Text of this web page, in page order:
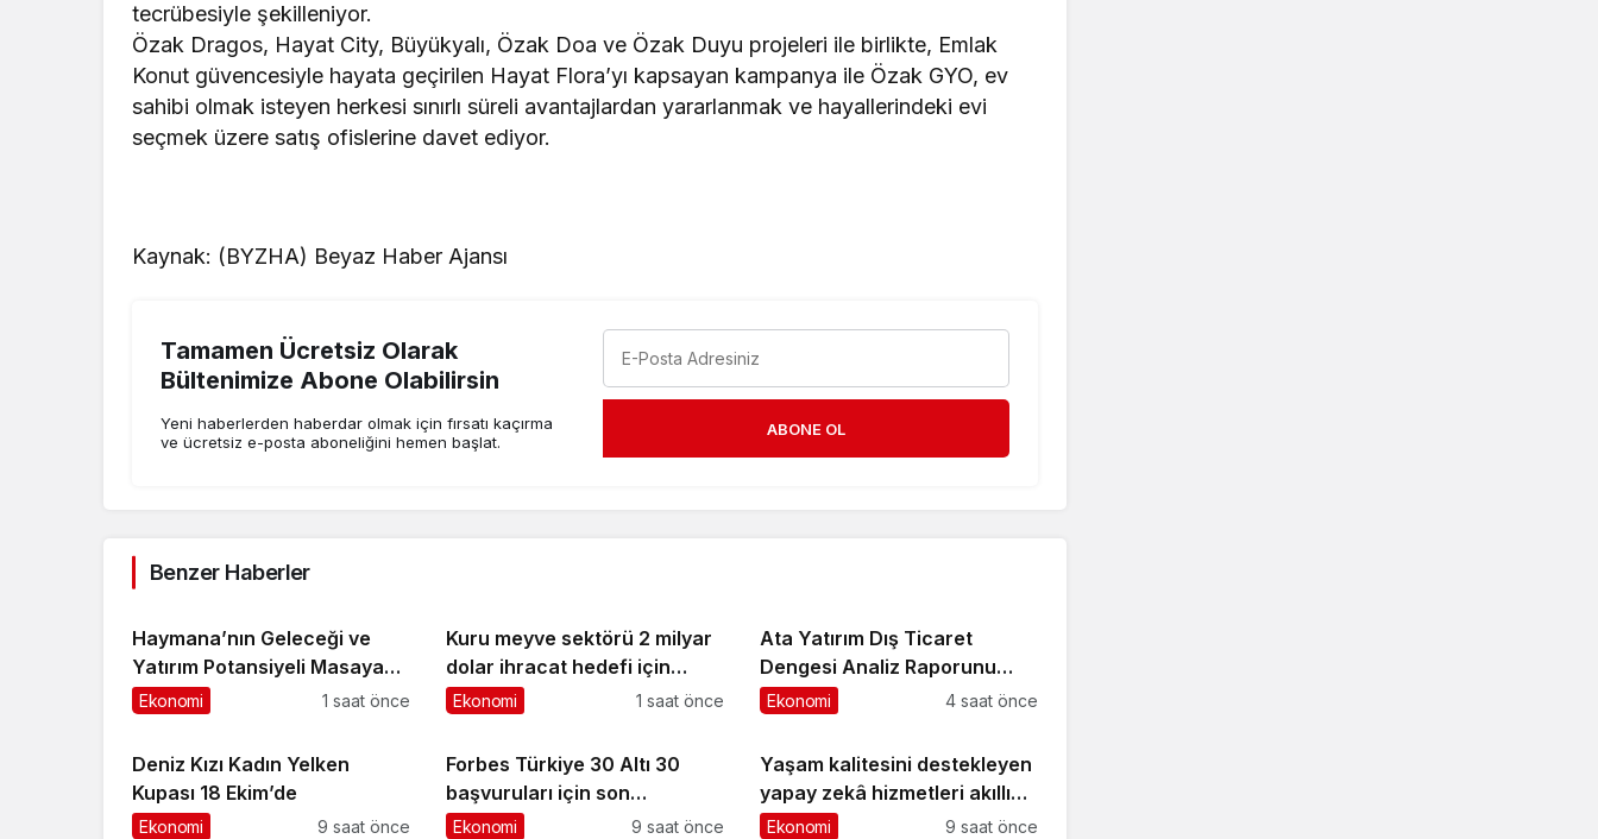
tecrübesiyle şekilleniyor.
Özak Dragos, Hayat City, Büyükyalı, Özak Doa ve Özak Duyu projeleri ile birlikte, Emlak
Konut güvencesiyle hayata geçirilen Hayat Flora’yı kapsayan kampanya ile Özak GYO, ev
sahibi olmak isteyen herkesi sınırlı süreli avantajlardan yararlanmak ve hayallerindeki evi
seçmek üzere satış ofislerine davet ediyor.
Kaynak: (BYZHA) Beyaz Haber Ajansı
Tamamen Ücretsiz Olarak
Bültenimize Abone Olabilirsin
Yeni haberlerden haberdar olmak için fırsatı kaçırma
ve ücretsiz e-posta aboneliğini hemen başlat.
ABONE OL
Benzer Haberler
Haymana’nın Geleceği ve
Yatırım Potansiyeli Masaya
Yatırıldı
Ekonomi 1 saat önce
Kuru meyve sektörü 2 milyar
dolar ihracat hedefi için
Ankara’dan destek istedi
Ekonomi 1 saat önce
Ata Yatırım Dış Ticaret
Dengesi Analiz Raporunu
Yayımladı
Ekonomi 4 saat önce
Deniz Kızı Kadın Yelken
Kupası 18 Ekim’de
Ekonomi 9 saat önce
Forbes Türkiye 30 Altı 30
başvuruları için son
dönemece girildi!
Ekonomi 9 saat önce
Yaşam kalitesini destekleyen
yapay zekâ hizmetleri akıllı
kentler için finansman ve
Ekonomi 9 saat önce